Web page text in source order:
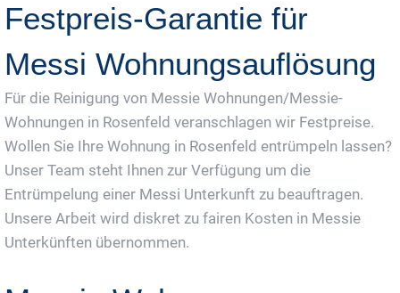
Festpreis-Garantie für
Messi Wohnungsauflösung
Für die Reinigung von Messie Wohnungen/Messie-
Wohnungen in Rosenfeld veranschlagen wir Festpreise.
Wollen Sie Ihre Wohnung in Rosenfeld entrümpeln lassen?
Unser Team steht Ihnen zur Verfügung um die
Entrümpelung einer Messi Unterkunft zu beauftragen.
Unsere Arbeit wird diskret zu fairen Kosten in Messie
Unterkünften übernommen.